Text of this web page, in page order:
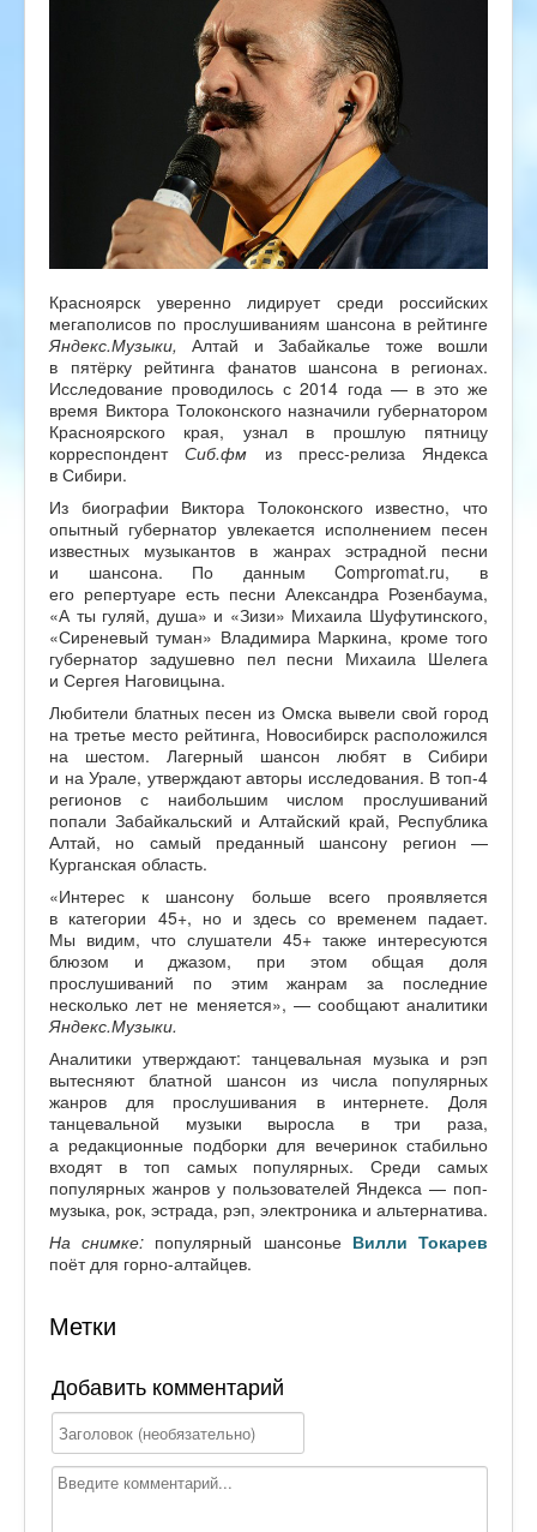
Красноярск уверенно лидирует среди российских
мегаполисов по прослушиваниям шансона в рейтинге
Яндекс.Музыки, Алтай и Забайкалье тоже вошли
в пятёрку рейтинга фанатов шансона в регионах.
Исследование проводилось с 2014 года — в это же
время Виктора Толоконского назначили губернатором
Красноярского края, узнал в прошлую пятницу
корреспондентСиб.фм из пресс-релиза Яндекса
в Сибири.
Из биографии Виктора Толоконского известно, что
опытный губернатор увлекается исполнением песен
известных музыкантов в жанрах эстрадной песни
и шансона. По данным Compromat.ru, в
его репертуаре есть песни Александра Розенбаума,
«А ты гуляй, душа» и «Зизи» Михаила Шуфутинского,
«Сиреневый туман» Владимира Маркина, кроме того
губернатор задушевно пел песни Михаила Шелега
и Сергея Наговицына.
Любители блатных песен из Омска вывели свой город
на третье место рейтинга, Новосибирск расположился
на шестом. Лагерный шансон любят в Сибири
и на Урале, утверждают авторы исследования. В топ-4
регионов с наибольшим числом прослушиваний
попали Забайкальский и Алтайский край, Республика
Алтай, но самый преданный шансону регион —
Курганская область.
«Интерес к шансону больше всего проявляется
в категории 45+, но и здесь со временем падает.
Мы видим, что слушатели 45+ также интересуются
блюзом и джазом, при этом общая доля
прослушиваний по этим жанрам за последние
несколько лет не меняется», — сообщают аналитики
Яндекс.Музыки.
Аналитики утверждают: танцевальная музыка и рэп
вытесняют блатной шансон из числа популярных
жанров для прослушивания в интернете. Доля
танцевальной музыки выросла в три раза,
а редакционные подборки для вечеринок стабильно
входят в топ самых популярных. Среди самых
популярных жанров у пользователей Яндекса — поп-
музыка, рок, эстрада, рэп, электроника и альтернатива.
На снимке: популярный шансонье Вилли Токарев
поёт для горно-алтайцев.
Метки
Добавить комментарий